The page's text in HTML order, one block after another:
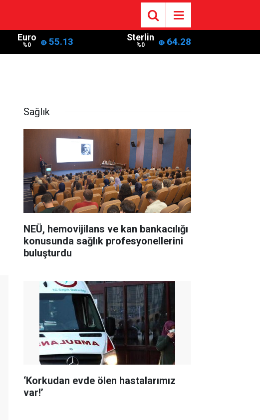
Euro
%0 55.13 Sterlin
%0 64.28
Sağlık
NEÜ, hemovijilans ve kan bankacılığı
konusunda sağlık profesyonellerini
buluşturdu
‘Korkudan evde ölen hastalarımız
var!’